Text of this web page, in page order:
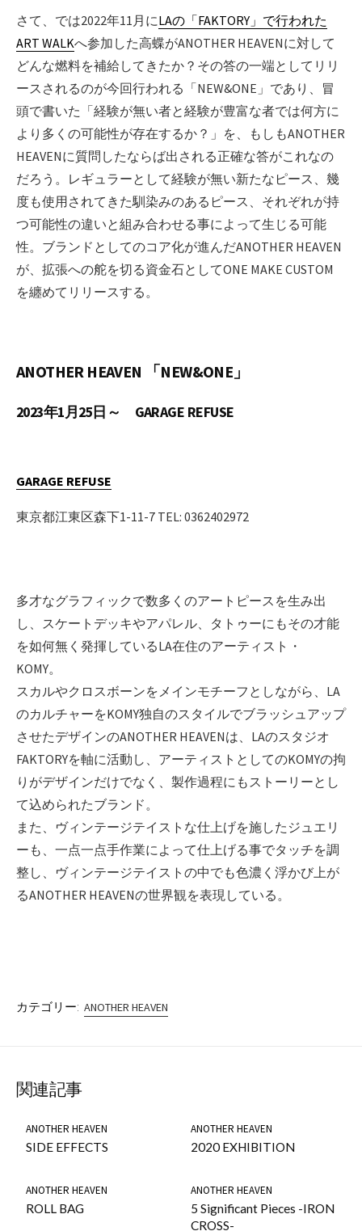
さて、では2022年11月にLAの「FAKTORY」で行われた
ART WALKへ参加した高蝶がANOTHER HEAVENに対して
どんな燃料を補給してきたか？その答の一端としてリリ
ースされるのが今回行われる「NEW&ONE」であり、冒
頭で書いた「経験が無い者と経験が豊富な者では何方に
より多くの可能性が存在するか？」を、もしもANOTHER
HEAVENに質問したならば出される正確な答がこれなの
だろう。レギュラーとして経験が無い新たなピース、幾
度も使用されてきた馴染みのあるピース、それぞれが持
つ可能性の違いと組み合わせる事によって生じる可能
性。ブランドとしてのコア化が進んだANOTHER HEAVEN
が、拡張への舵を切る資金石としてONE MAKE CUSTOM
を纏めてリリースする。
ANOTHER HEAVEN 「NEW&ONE」
2023年1月25日～ GARAGE REFUSE
GARAGE REFUSE
東京都江東区森下1-11-7 TEL: 0362402972
多才なグラフィックで数多くのアートピースを生み出
し、スケートデッキやアパレル、タトゥーにもその才能
を如何無く発揮しているLA在住のアーティスト・
KOMY。
スカルやクロスボーンをメインモチーフとしながら、LA
のカルチャーをKOMY独自のスタイルでブラッシュアップ
させたデザインのANOTHER HEAVENは、LAのスタジオ
FAKTORYを軸に活動し、アーティストとしてのKOMYの拘
りがデザインだけでなく、製作過程にもストーリーとし
て込められたブランド。
また、ヴィンテージテイストな仕上げを施したジュエリ
ーも、一点一点手作業によって仕上げる事でタッチを調
整し、ヴィンテージテイストの中でも色濃く浮かび上が
るANOTHER HEAVENの世界観を表現している。
カテゴリー: ANOTHER HEAVEN
関連記事
ANOTHER HEAVEN
SIDE EFFECTS
ANOTHER HEAVEN
2020 EXHIBITION
ANOTHER HEAVEN
ROLL BAG
ANOTHER HEAVEN
5 Significant Pieces -IRON
CROSS-